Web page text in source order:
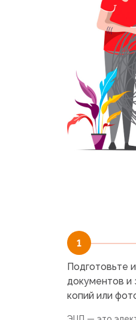
1
Подготовьте
документов и
копий или